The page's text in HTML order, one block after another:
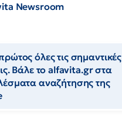
Newsroom
όλες τις σημαντικές
Βάλε το alfavita.gr στα
αναζήτησης της